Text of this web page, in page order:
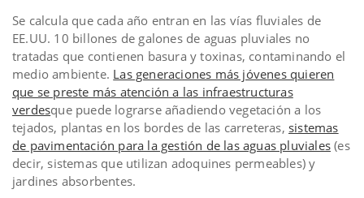
Se calcula que cada año entran en las vías fluviales de
EE.UU. 10 billones de galones de aguas pluviales no
tratadas que contienen basura y toxinas, contaminando el
medio ambiente. Las generaciones más jóvenes quieren
que se preste más atención a las infraestructuras
verdesque puede lograrse añadiendo vegetación a los
tejados, plantas en los bordes de las carreteras,sistemas
de pavimentación para la gestión de las aguas pluviales (es
decir, sistemas que utilizan adoquines permeables) y
jardines absorbentes.